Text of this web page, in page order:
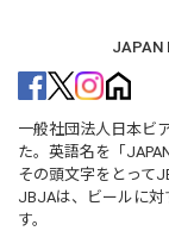
JAPAN
一般社団法人日本ビ
た。英語名を「
その頭文字をとって
JBJAは、ビールに
す。